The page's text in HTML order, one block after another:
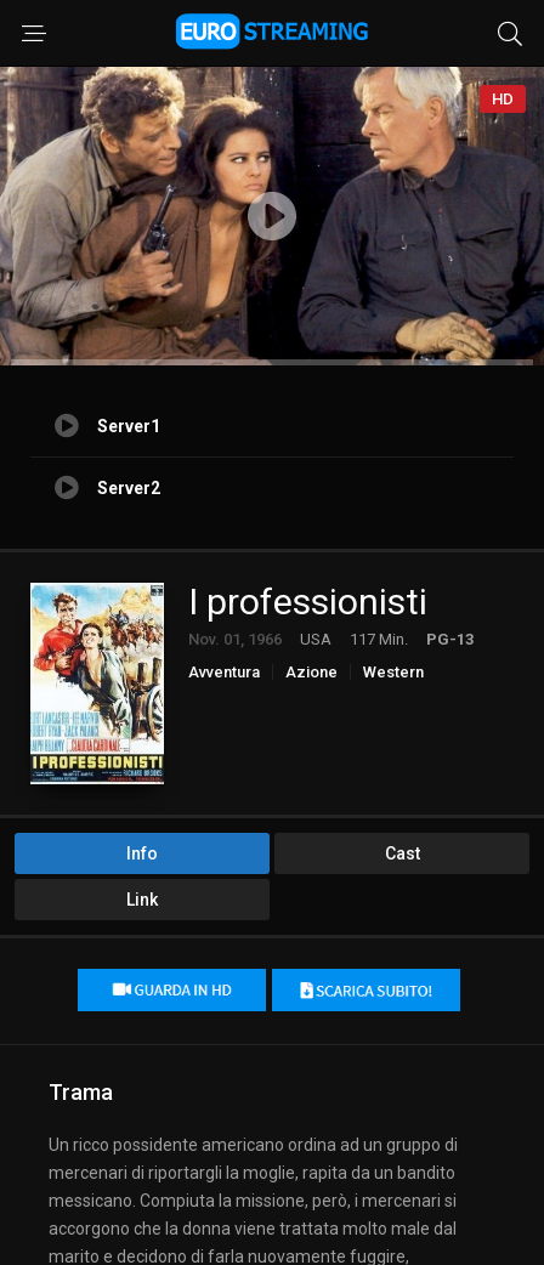
HD
Server1
Server2
I professionisti
Nov. 01, 1966 USA 117 Min.
PG-13
Avventura
Azione Western
Info Cast
Link
Trama
Un ricco possidente americano ordina ad un gruppo di
mercenari di riportargli la moglie, rapita da un bandito
messicano. Compiuta la missione, però, i mercenari si
accorgono che la donna viene trattata molto male dal
marito e decidono di farla nuovamente fuggire,